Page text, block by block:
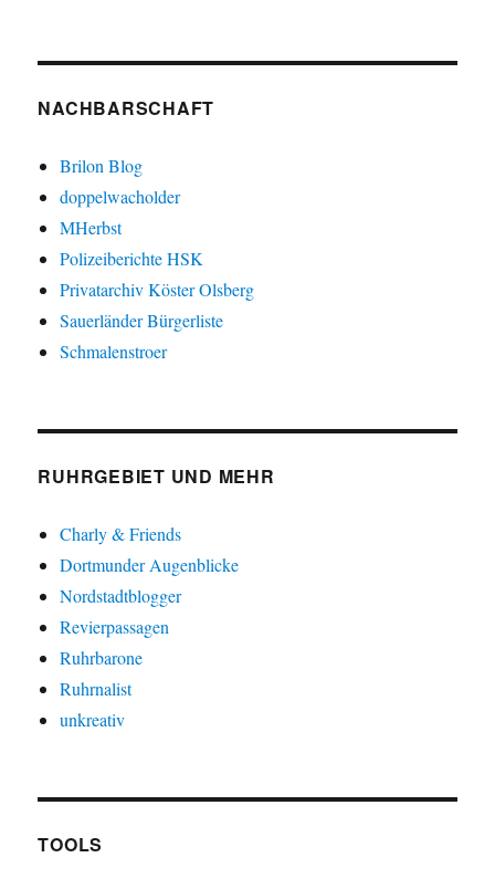
NACHBARSCHAFT
Brilon Blog
doppelwacholder
MHerbst
Polizeiberichte HSK
Privatarchiv Köster Olsberg
Sauerländer Bürgerliste
Schmalenstroer
RUHRGEBIET UND MEHR
Charly & Friends
Dortmunder Augenblicke
Nordstadtblogger
Revierpassagen
Ruhrbarone
Ruhrnalist
unkreativ
TOOLS